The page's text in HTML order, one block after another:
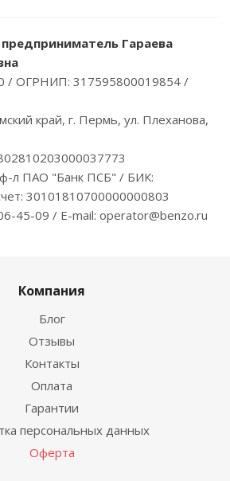
Гараева
/ ОГРНИП: 317595800019854 /
край, г. Пермь, ул. Плеханова,
ф-л ПАО "Банк ПСБ" / БИК:
30101810700000000803
45-09 / E-mail: operator@benzo.ru
Компания
Блог
Отзывы
Контакты
Оплата
Гарантии
персональных данных
Оферта